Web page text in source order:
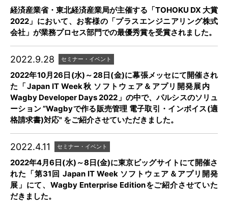
経済産業省・東北経済産業局が主催する「TOHOKU DX 大賞
2022」において、お客様の「プラスエンジニアリング株式
会社」が業務プロセス部門での最優秀賞を受賞されました。
2022.9.28 セミナー・イベント
2022年10月26日(水)～28日(金)に幕張メッセにて開催され
た「Japan IT Week秋 ソフトウェア＆アプリ開発展内
Wagby Developer Days 2022」の中で、パルシスのソリュ
ーション ”Wagbyで作る販売管理 電子取引・インボイス(適
格請求書)対応" をご紹介させていただきました。
2022.4.11 セミナー・イベント
2022年4月6日(水)～8日(金)に東京ビッグサイトにて開催さ
れた「第31回 Japan IT Week ソフトウェア＆アプリ開発
展」にて、Wagby Enterprise Editionをご紹介させていた
だきました。